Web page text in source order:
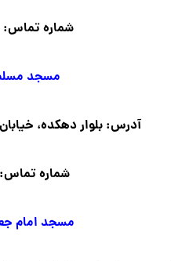
شماره تماس: ۴۴۷۲۶۹۶۶
مسجد
آدرس: بلوار دهکده، خیابان
شماره تماس: ۴۴۱۱۱۶۹۴
مسجد امام